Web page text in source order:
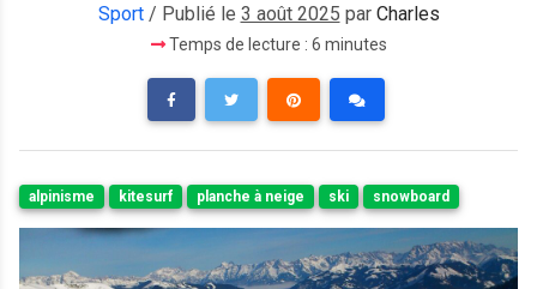
Sport/ Publié le 3 août 2025 par Charles
Temps de lecture : 6 minutes
alpinisme kitesurf planche à neige ski snowboard